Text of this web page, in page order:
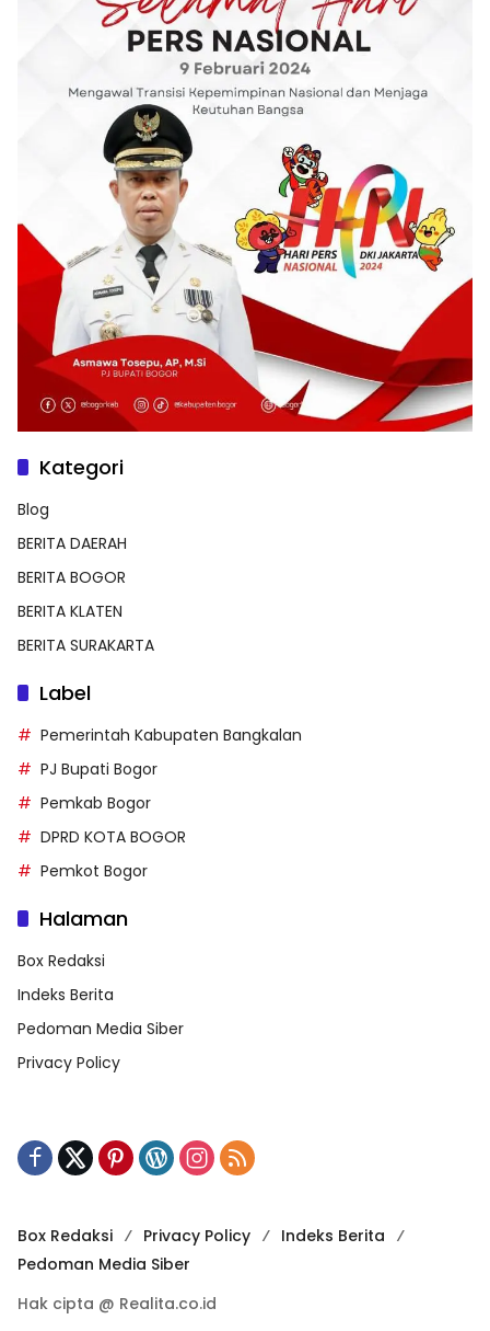
Kategori
Blog
BERITA DAERAH
BERITA BOGOR
BERITA KLATEN
BERITA SURAKARTA
Label
Pemerintah Kabupaten Bangkalan
PJ Bupati Bogor
Pemkab Bogor
DPRD KOTA BOGOR
Pemkot Bogor
Halaman
Box Redaksi
Indeks Berita
Pedoman Media Siber
Privacy Policy
Box Redaksi Privacy Policy
Indeks Berita
Pedoman Media Siber
Hak cipta @ Realita.co.id